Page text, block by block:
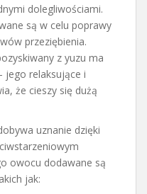
dolegliwościami.
są w celu poprawy
przeziębienia.
z yuzu ma
jego relaksujące i
że cieszy się dużą
uznanie dzięki
owocu dodawane są
jak: